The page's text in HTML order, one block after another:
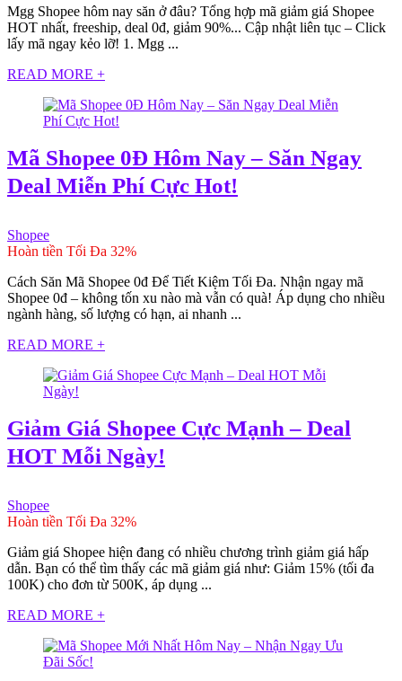
Mgg Shopee hôm nay săn ở đâu? Tổng hợp mã giảm giá Shopee
HOT nhất, freeship, deal 0đ, giảm 90%... Cập nhật liên tục – Click
lấy mã ngay kẻo lỡ! 1. Mgg ...
READ MORE +
Mã Shopee 0Đ Hôm Nay – Săn Ngay
Deal Miễn Phí Cực Hot!
Shopee
Hoàn tiền Tối Đa 32%
Cách Săn Mã Shopee 0đ Để Tiết Kiệm Tối Đa. Nhận ngay mã
Shopee 0đ – không tốn xu nào mà vẫn có quà! Áp dụng cho nhiều
ngành hàng, số lượng có hạn, ai nhanh ...
READ MORE +
Giảm Giá Shopee Cực Mạnh – Deal
HOT Mỗi Ngày!
Shopee
Hoàn tiền Tối Đa 32%
Giảm giá Shopee hiện đang có nhiều chương trình giảm giá hấp
dẫn. Bạn có thể tìm thấy các mã giảm giá như: Giảm 15% (tối đa
100K) cho đơn từ 500K, áp dụng ...
READ MORE +